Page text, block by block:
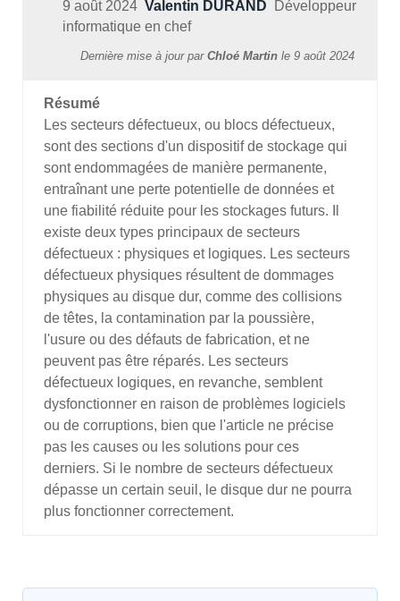
9 août 2024 Valentin DURAND Développeur
informatique en chef
Dernière mise à jour par Chloé Martin le 9 août 2024
Résumé
Les secteurs défectueux, ou blocs défectueux,
sont des sections d'un dispositif de stockage qui
sont endommagées de manière permanente,
entraînant une perte potentielle de données et
une fiabilité réduite pour les stockages futurs. Il
existe deux types principaux de secteurs
défectueux : physiques et logiques. Les secteurs
défectueux physiques résultent de dommages
physiques au disque dur, comme des collisions
de têtes, la contamination par la poussière,
l'usure ou des défauts de fabrication, et ne
peuvent pas être réparés. Les secteurs
défectueux logiques, en revanche, semblent
dysfonctionner en raison de problèmes logiciels
ou de corruptions, bien que l'article ne précise
pas les causes ou les solutions pour ces
derniers. Si le nombre de secteurs défectueux
dépasse un certain seuil, le disque dur ne pourra
plus fonctionner correctement.